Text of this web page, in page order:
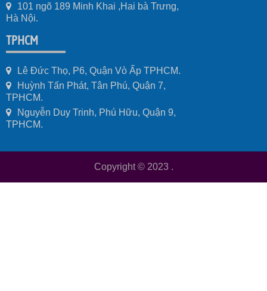
101 ngõ 189 Minh Khai ,Hai bà Trưng,
Hà Nội.
TPHCM
Lê Đức Thọ, P6, Quận Vò Ấp TPHCM.
Huỳnh Tấn Phát, Tân Phú, Quận 7,
TPHCM.
Nguyễn Duy Trinh, Phú Hữu, Quận 9,
TPHCM.
Copyright © 2023 .